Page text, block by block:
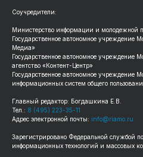
Соучредители:
Министерство информации и молодежной
Государственное автономное учреждение
Медиа»
Государственное автономное учреждение
агентство «Контент-Центр»
Государственное автономное учреждение
информационных систем общего
Главный редактор: Богдашкина Е.В.
Тел.: 8 (495) 223-35-11
Адрес электронной почты: info@riamo.ru
Зарегистрировано Федеральной службой по
информационных технологий и массовых